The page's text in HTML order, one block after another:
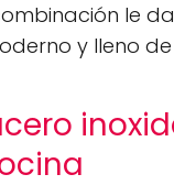
le
y lleno